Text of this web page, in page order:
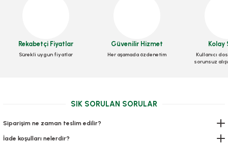
166,95 TL+ KDV
Rekabetçi Fiyatlar
Sürekli uygun fiyatlar
Güvenilir Hizmet
Her aşamada özdenetim
Kolay
Kullanıcı
sorunsuz
SIK SORULAN SORULAR
Siparişim ne zaman teslim edilir?
İade koşulları nelerdir?